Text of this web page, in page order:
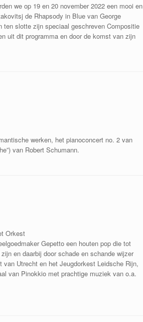
we op 19 en 20 november 2022 een mooi en
de Rhapsody in Blue van George
slotte zijn speciaal geschreven Compositie
uit dit programma en door de komst van zijn
werken, het pianoconcert no. 2 van
van Robert Schumann.
Orkest
Gepetto een houten pop die tot
en daarbij door schade en schande wijzer
Utrecht en het Jeugdorkest Leidsche Rijn,
van Pinokkio met prachtige muziek van o.a.